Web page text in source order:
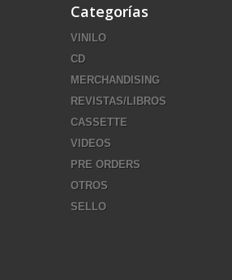
Categorías
VINILO
CD
MERCHANDISING
REVISTAS/LIBROS
CASSETTE
VIDEOS
PRE ORDERS
OTROS
SELLO